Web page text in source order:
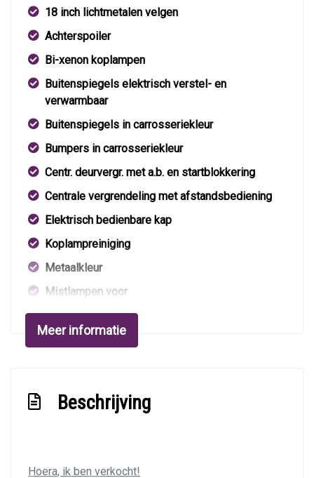
18 inch lichtmetalen velgen
Achterspoiler
Bi-xenon koplampen
Buitenspiegels elektrisch verstel- en
verwarmbaar
Buitenspiegels in carrosseriekleur
Bumpers in carrosseriekleur
Centr. deurvergr. met a.b. en startblokkering
Centrale vergrendeling met afstandsbediening
Elektrisch bedienbare kap
Koplampreiniging
Metaalkleur
Mistlampen voor
Parkeersensor achter
Sportonderstel
Interieur
Binnenspiegel automatisch dimmend
Meer informatie
Beschrijving
Hoera, ik ben verkocht!